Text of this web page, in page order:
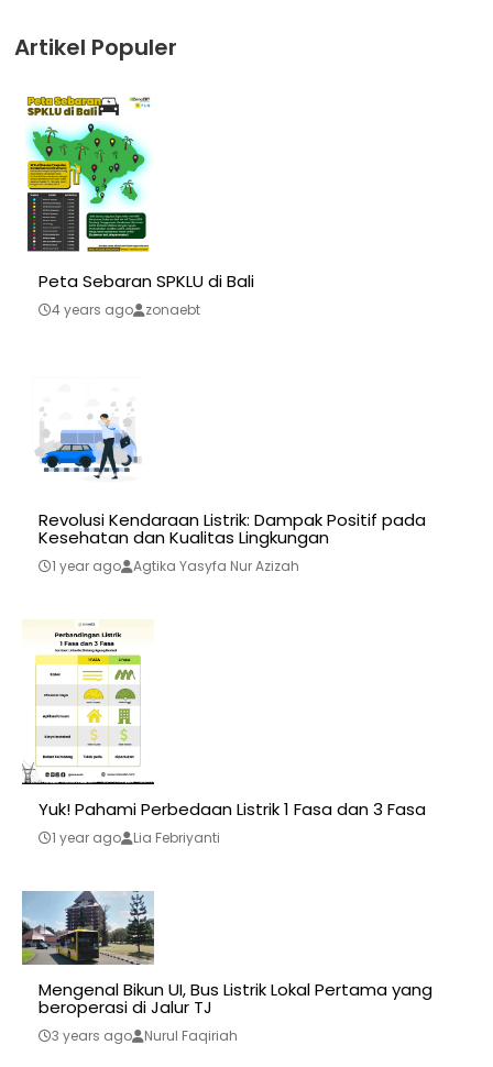
Artikel Populer
Peta Sebaran SPKLU di Bali
4 years ago zonaebt
Revolusi Kendaraan Listrik: Dampak Positif pada
Kesehatan dan Kualitas Lingkungan
1 year ago Agtika Yasyfa Nur Azizah
Yuk! Pahami Perbedaan Listrik 1 Fasa dan 3 Fasa
1 year ago Lia Febriyanti
Mengenal Bikun UI, Bus Listrik Lokal Pertama yang
beroperasi di Jalur TJ
3 years ago Nurul Faqiriah